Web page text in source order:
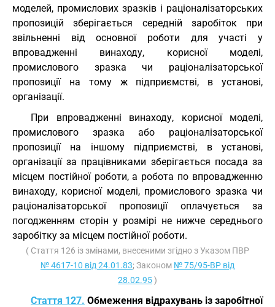
моделей, промислових зразків і раціоналізаторських
пропозицій зберігається середній заробіток при
звільненні від основної роботи для участі у
впровадженні винаходу, корисної моделі,
промислового зразка чи раціоналізаторської
пропозиції на тому ж підприємстві, в установі,
організації.
При впровадженні винаходу, корисної моделі,
промислового зразка або раціоналізаторської
пропозиції на іншому підприємстві, в установі,
організації за працівниками зберігається посада за
місцем постійної роботи, а робота по впровадженню
винаходу, корисної моделі, промислового зразка чи
раціоналізаторської пропозиції оплачується за
погодженням сторін у розмірі не нижче середнього
заробітку за місцем постійної роботи.
( Стаття 126 із змінами, внесеними згідно з Указом ПВР
№ 4617-10 від 24.01.83; Законом № 75/95-ВР від
28.02.95)
Стаття 127. Обмеження відрахувань із заробітної